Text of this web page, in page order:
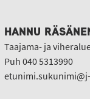
HANNU
Taajama- ja
Puh 040 5313990